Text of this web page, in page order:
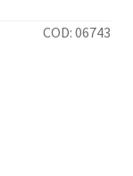
COD: 06743